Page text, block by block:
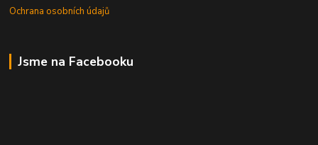
Ochrana osobních údajů
Jsme na Facebooku